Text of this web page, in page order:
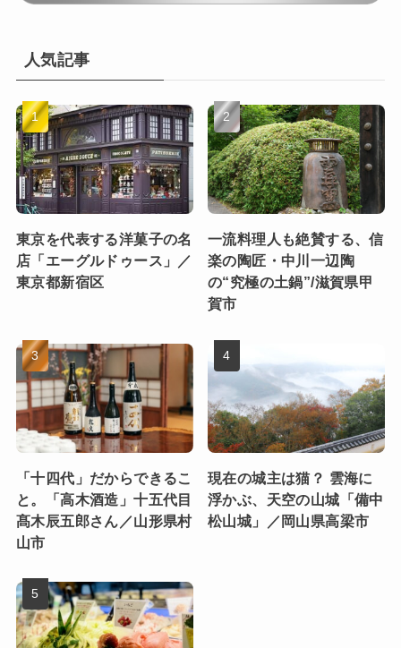
人気記事
東京を代表する洋菓子の名
店「エーグルドゥース」／
東京都新宿区
一流料理人も絶賛する、信
楽の陶匠・中川一辺陶
の“究極の土鍋”/滋賀県甲
賀市
「十四代」だからできるこ
と。「高木酒造」十五代目
髙木辰五郎さん／山形県村
山市
現在の城主は猫？ 雲海に
浮かぶ、天空の山城「備中
松山城」／岡山県高梁市